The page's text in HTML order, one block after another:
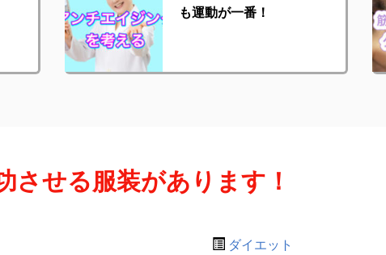
も運動が一番！
させる服装があります！
ダイエット